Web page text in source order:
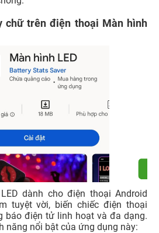
chữ trên điện thoại Màn hình
dành cho điện thoại Android
tuyệt vời, biến chiếc điện thoại
báo điện tử linh hoạt và đa dạng.
năng nổi bật của ứng dụng này: